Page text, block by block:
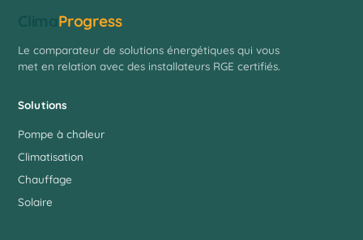
Progress
Le comparateur de solutions énergétiques qui vous
met en relation avec des installateurs RGE certifiés.
Solutions
Pompe à chaleur
Climatisation
Chauffage
Solaire